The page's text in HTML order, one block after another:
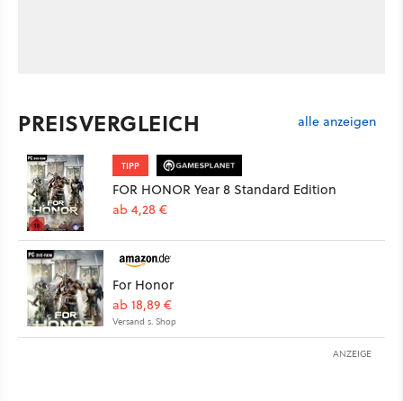
PREISVERGLEICH alle anzeigen
TIPP
FOR HONOR Year 8 Standard Edition
ab 4,28 €
For Honor
ab 18,89 €
Versand s. Shop
ANZEIGE